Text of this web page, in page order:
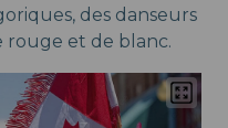
des danseurs
rouge et de blanc.